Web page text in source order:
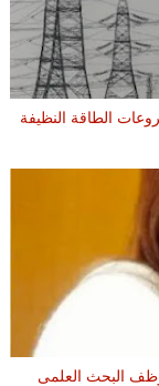
الطاقة النظيفة
البحث العلمى